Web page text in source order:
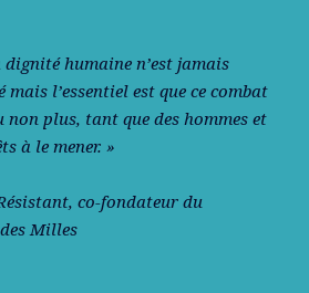
humaine n’est jamais
l’essentiel est que ce combat
plus, tant que des hommes et
à le mener. »
co-fondateur du
Milles